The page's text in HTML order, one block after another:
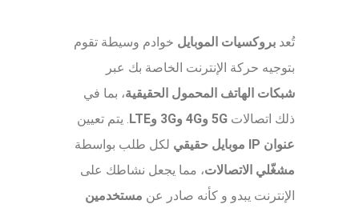
تُعد بروكسيات الموبايل خوادم وسيطة تقوم
بتوجيه حركة الإنترنت الخاصة بك عبر
شبكات الهاتف المحمول الحقيقية، بما في
ذلك اتصالات 5G و4G و3G وLTE
. يتم تعيين
عنوان IP موبايل حقيقي
لكل طلب بواسطة
مشغّلي الاتصالات، مما يجعل نشاطك على
الإنترنت يبدو و كأنه صادر عن مستخدمين